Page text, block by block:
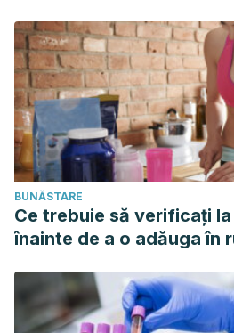
BUNĂSTARE
Ce trebuie să verificați
înainte de a o adăuga în